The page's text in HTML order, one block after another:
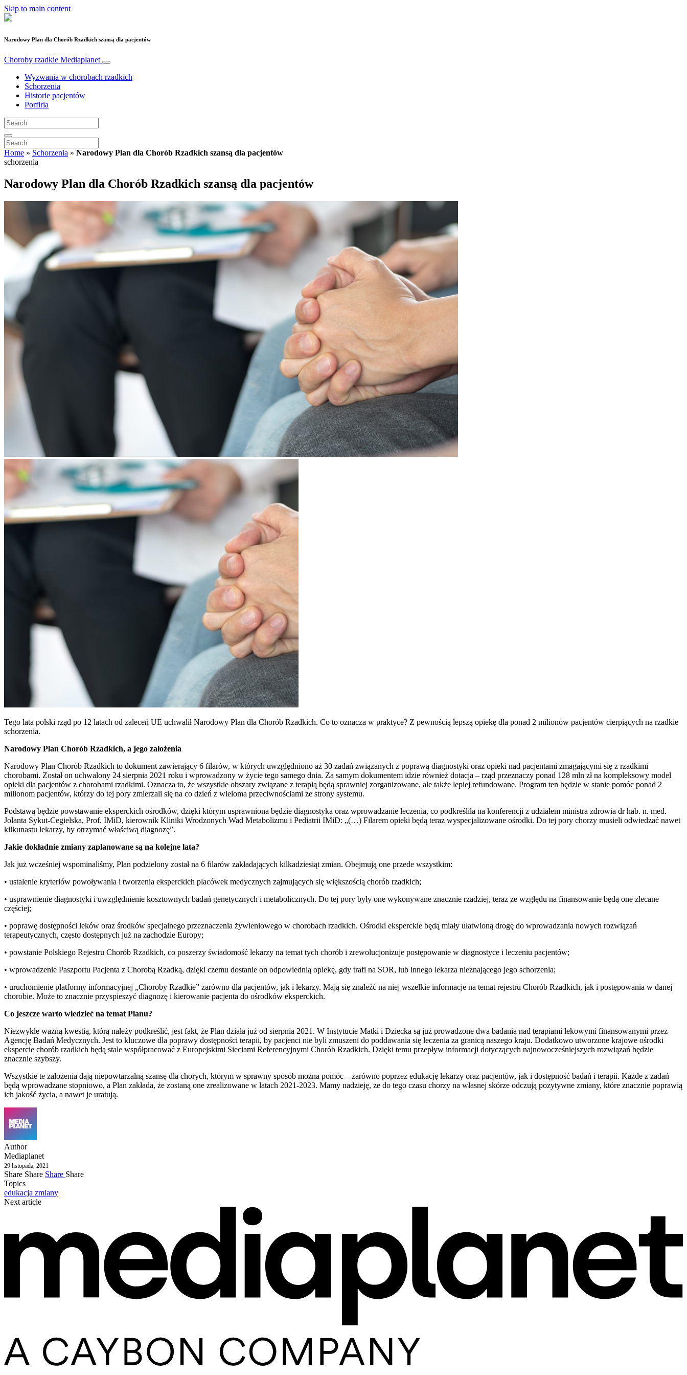
Skip to main content
Narodowy Plan dla Chorób Rzadkich szansą dla pacjentów
Choroby rzadkie Mediaplanet
Wyzwania w chorobach rzadkich
Schorzenia
Historie pacjentów
Porfiria
Home » Schorzenia » Narodowy Plan dla Chorób Rzadkich szansą dla pacjentów
schorzenia
Narodowy Plan dla Chorób Rzadkich szansą dla pacjentów
Tego lata polski rząd po 12 latach od zaleceń UE uchwalił Narodowy Plan dla Chorób Rzadkich. Co to oznacza w praktyce? Z pewnością lepszą opiekę dla ponad 2 milionów pacjentów cierpiących na rzadkie
schorzenia.
Narodowy Plan Chorób Rzadkich, a jego założenia
Narodowy Plan Chorób Rzadkich to dokument zawierający 6 filarów, w których uwzględniono aż 30 zadań związanych z poprawą diagnostyki oraz opieki nad pacjentami zmagającymi się z rzadkimi
chorobami. Został on uchwalony 24 sierpnia 2021 roku i wprowadzony w życie tego samego dnia. Za samym dokumentem idzie również dotacja – rząd przeznaczy ponad 128 mln zł na kompleksowy model
opieki dla pacjentów z chorobami rzadkimi. Oznacza to, że wszystkie obszary związane z terapią będą sprawniej zorganizowane, ale także lepiej refundowane. Program ten będzie w stanie pomóc ponad 2
milionom pacjentów, którzy do tej pory zmierzali się na co dzień z wieloma przeciwnościami ze strony systemu.
Podstawą będzie powstawanie eksperckich ośrodków, dzięki którym usprawniona będzie diagnostyka oraz wprowadzanie leczenia, co podkreśliła na konferencji z udziałem ministra zdrowia dr hab. n. med.
Jolanta Sykut-Cegielska, Prof. IMiD, kierownik Kliniki Wrodzonych Wad Metabolizmu i Pediatrii IMiD: „(…) Filarem opieki będą teraz wyspecjalizowane ośrodki. Do tej pory chorzy musieli odwiedzać nawet
kilkunastu lekarzy, by otrzymać właściwą diagnozę”.
Jakie dokładnie zmiany zaplanowane są na kolejne lata?
Jak już wcześniej wspominaliśmy, Plan podzielony został na 6 filarów zakładających kilkadziesiąt zmian. Obejmują one przede wszystkim:
• ustalenie kryteriów powoływania i tworzenia eksperckich placówek medycznych zajmujących się większością chorób rzadkich;
• usprawnienie diagnostyki i uwzględnienie kosztownych badań genetycznych i metabolicznych. Do tej pory były one wykonywane znacznie rzadziej, teraz ze względu na finansowanie będą one zlecane
częściej;
• poprawę dostępności leków oraz środków specjalnego przeznaczenia żywieniowego w chorobach rzadkich. Ośrodki eksperckie będą miały ułatwioną drogę do wprowadzania nowych rozwiązań
terapeutycznych, często dostępnych już na zachodzie Europy;
• powstanie Polskiego Rejestru Chorób Rzadkich, co poszerzy świadomość lekarzy na temat tych chorób i zrewolucjonizuje postępowanie w diagnostyce i leczeniu pacjentów;
• wprowadzenie Paszportu Pacjenta z Chorobą Rzadką, dzięki czemu dostanie on odpowiednią opiekę, gdy trafi na SOR, lub innego lekarza nieznającego jego schorzenia;
• uruchomienie platformy informacyjnej „Choroby Rzadkie” zarówno dla pacjentów, jak i lekarzy. Mają się znaleźć na niej wszelkie informacje na temat rejestru Chorób Rzadkich, jak i postępowania w danej
chorobie. Może to znacznie przyspieszyć diagnozę i kierowanie pacjenta do ośrodków eksperckich.
Co jeszcze warto wiedzieć na temat Planu?
Niezwykle ważną kwestią, którą należy podkreślić, jest fakt, że Plan działa już od sierpnia 2021. W Instytucie Matki i Dziecka są już prowadzone dwa badania nad terapiami lekowymi finansowanymi przez
Agencję Badań Medycznych. Jest to kluczowe dla poprawy dostępności terapii, by pacjenci nie byli zmuszeni do poddawania się leczenia za granicą naszego kraju. Dodatkowo utworzone krajowe ośrodki
ekspercie chorób rzadkich będą stale współpracować z Europejskimi Sieciami Referencyjnymi Chorób Rzadkich. Dzięki temu przepływ informacji dotyczących najnowocześniejszych rozwiązań będzie
znacznie szybszy.
Wszystkie te założenia dają niepowtarzalną szansę dla chorych, którym w sprawny sposób można pomóc – zarówno poprzez edukację lekarzy oraz pacjentów, jak i dostępność badań i terapii. Każde z zadań
będą wprowadzane stopniowo, a Plan zakłada, że zostaną one zrealizowane w latach 2021-2023. Mamy nadzieję, że do tego czasu chorzy na własnej skórze odczują pozytywne zmiany, które znacznie poprawią
ich jakość życia, a nawet je uratują.
Author
Mediaplanet
29 listopada, 2021
Share Share Share Share
Topics
edukacja zmiany
Next article